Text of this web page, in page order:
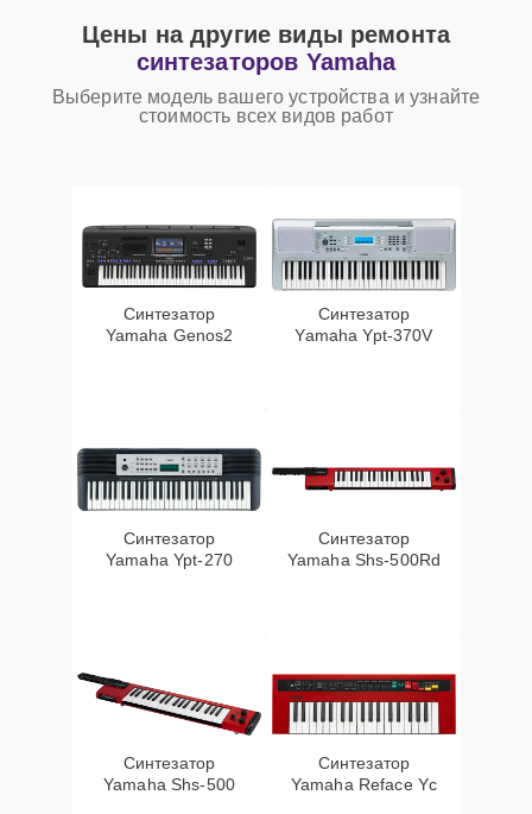
Цены на другие виды ремонта
синтезаторов Yamaha
Выберите модель вашего устройства и узнайте
стоимость всех видов работ
Синтезатор
Yamaha Genos2
Синтезатор
Yamaha Ypt-370V
Синтезатор
Yamaha Ypt-270
Синтезатор
Yamaha Shs-500Rd
Синтезатор
Yamaha Shs-500
Синтезатор
Yamaha Reface Yc